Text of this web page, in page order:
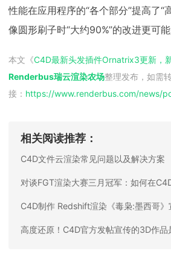
性能在应用程序的“各个部分”提高了“
像圆形刷子时“大约90%”的改进更可能
本文《C4D最新头发插件Ornatrix3更新，
Renderbus瑞云渲染农场整理发布，如需
接： https://www.renderbus.com/news/
相关阅读推荐：
C4D文件云渲染常见问题以及解决方案